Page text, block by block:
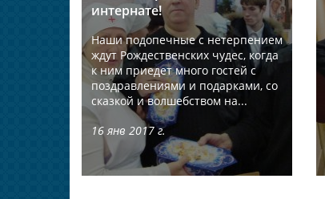
интернате!
Наши подопечные с нетерпением
ждут Рождественских чудес, когда
к ним приедет много гостей с
поздравлениями и подарками, со
сказкой и волшебством на...
16 янв 2017 г.